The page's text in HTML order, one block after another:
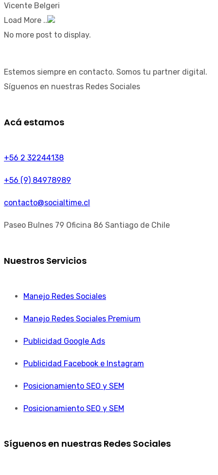
Vicente Belgeri
Load More ..
No more post to display.
Estemos siempre en contacto. Somos tu partner digital.
Síguenos en nuestras Redes Sociales
Acá estamos
+56 2 32244138
+56 (9) 84978989
contacto@socialtime.cl
Paseo Bulnes 79 Oficina 86 Santiago de Chile
Nuestros Servicios
Manejo Redes Sociales
Manejo Redes Sociales Premium
Publicidad Google Ads
Publicidad Facebook e Instagram
Posicionamiento SEO y SEM
Posicionamiento SEO y SEM
Síguenos en nuestras Redes Sociales